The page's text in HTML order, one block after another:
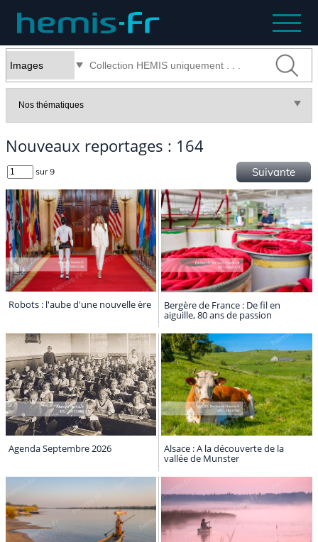
Nouveaux reportages : 164
sur 9 Suivante
Robots : l'aube d'une nouvelle ère Bergère de France : De fil en
aiguille, 80 ans de passion
Agenda Septembre 2026 Alsace : A la découverte de la
vallée de Munster